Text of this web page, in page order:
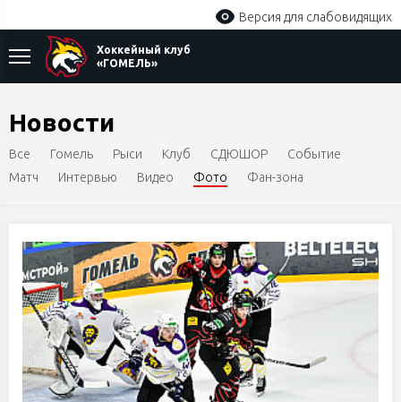
Версия для слабовидящих
Хоккейный клуб
«ГОМЕЛЬ»
Новости
Все Гомель Рыси Клуб СДЮШОР
Событие
Матч
Интервью Видео Фото Фан-зона